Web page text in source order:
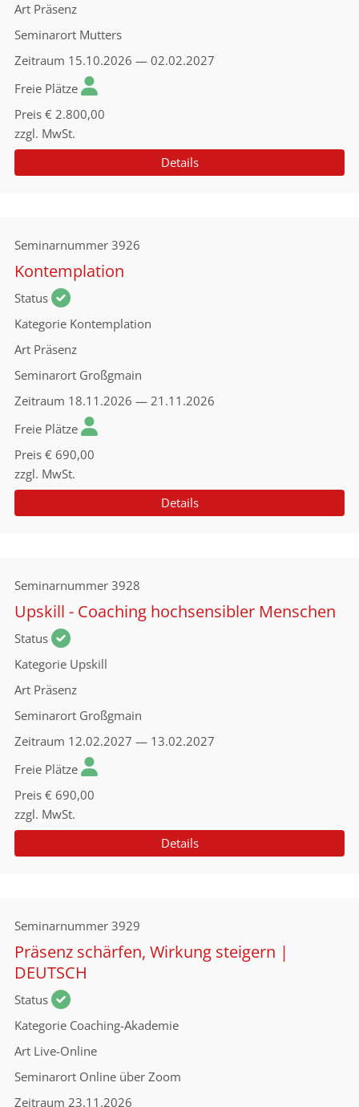
Art Präsenz
Seminarort Mutters
Zeitraum 15.10.2026 — 02.02.2027
Freie Plätze
Preis € 2.800,00
zzgl. MwSt.
Details
Seminarnummer 3926
Kontemplation
Status
Kategorie Kontemplation
Art Präsenz
Seminarort Großgmain
Zeitraum 18.11.2026 — 21.11.2026
Freie Plätze
Preis € 690,00
zzgl. MwSt.
Details
Seminarnummer 3928
Upskill - Coaching hochsensibler Menschen
Status
Kategorie Upskill
Art Präsenz
Seminarort Großgmain
Zeitraum 12.02.2027 — 13.02.2027
Freie Plätze
Preis € 690,00
zzgl. MwSt.
Details
Seminarnummer 3929
Präsenz schärfen, Wirkung steigern |
DEUTSCH
Status
Kategorie Coaching-Akademie
Art Live-Online
Seminarort Online über Zoom
Zeitraum 23.11.2026